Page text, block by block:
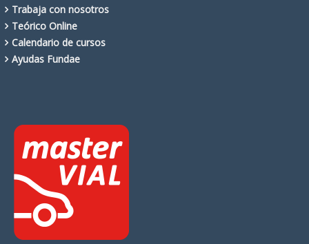
Trabaja con nosotros
Teórico Online
Calendario de cursos
Ayudas Fundae